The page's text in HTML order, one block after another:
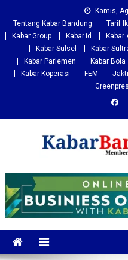
to
content
Kamis,
Tentang Kabar Bandung
Tarif
Kabar Group
Kabar.id Kabar
Kabar Sulsel
Kabar
Kabar Parlemen
Kabar Bola
Kabar Koperasi
FEM